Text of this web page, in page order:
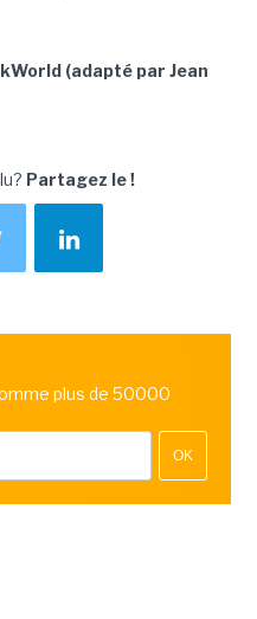
(adapté par Jean
Partagez le !
plus de 50000
OK